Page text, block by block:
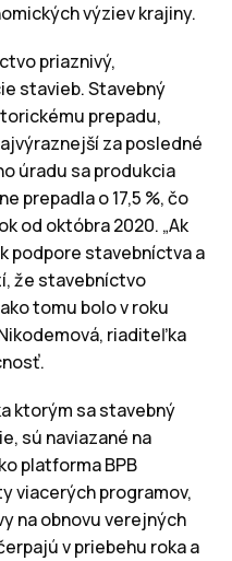
výziev krajiny.
priaznivý,
stavieb. Stavebný
prepadu,
za posledné
úradu sa produkcia
prepadla o 17,5 %, čo
od októbra 2020. „Ak
podpore stavebníctva a
že stavebníctvo
tomu bolo v roku
riaditeľka
ktorým sa stavebný
sú naviazané na
platforma BPB
viacerých programov,
na obnovu verejných
v priebehu roka a